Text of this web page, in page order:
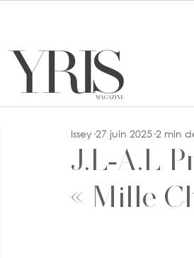
J.L‑A.L
« Mille
Issey 27 juin 2025 2 min